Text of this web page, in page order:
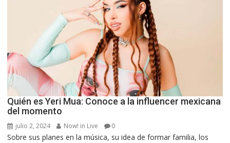
Quién es Yeri Mua: Conoce a la influencer mexicana
del momento
julio 2, 2024 Now! in Live 0
Sobre sus planes en la música, su idea de formar familia, los